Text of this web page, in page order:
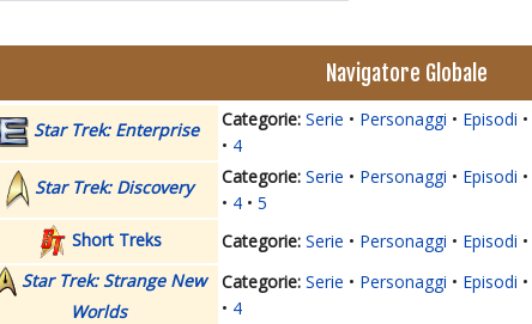
Navigatore Globale
Star Trek: Enterprise Serie Personaggi Episodi
4
Star Trek: Discovery
Serie Personaggi Episodi
4
5
Short Treks
Serie Personaggi Episodi
Star Trek: Strange New
Worlds
Serie Personaggi Episodi
4